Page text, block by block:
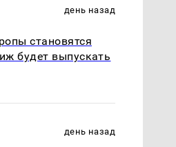
день назад
становятся
будет выпускать
день назад